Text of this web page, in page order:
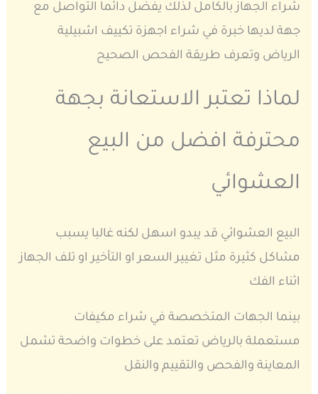
شراء الجهاز بالكامل لذلك يفضل دائما التواصل مع
جهة لديها خبرة في شراء اجهزة تكييف اشبيلية
الرياض وتعرف طريقة الفحص الصحيح
لماذا تعتبر الاستعانة بجهة
محترفة افضل من البيع
العشوائي
البيع العشوائي قد يبدو اسهل لكنه غالبا يسبب
مشاكل كثيرة مثل تغيير السعر او التأخير او تلف الجهاز
اثناء الفك
بينما الجهات المتخصصة في شراء مكيفات
مستعملة بالرياض تعتمد على خطوات واضحة تشمل
المعاينة والفحص والتقييم والنقل